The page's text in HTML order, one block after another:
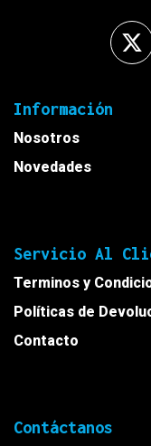
Información
Nosotros
Novedades
Servicio Al
Terminos y
Políticas de
Contacto
Contáctanos